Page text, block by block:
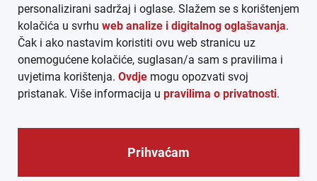
MEDIADATEN
ARHIVA (PDF)
personalizirani sadržaj i oglase. Slažem se s korištenjem
kolačića u svrhu web analize i digitalnog oglašavanja.
Čak i ako nastavim koristiti ovu web stranicu uz
onemogućene kolačiće, suglasan/a sam s pravilima i
uvjetima korištenja. Ovdje mogu opozvati svoj
pristanak. Više informacija u pravilima o privatnosti.
Prihvaćam